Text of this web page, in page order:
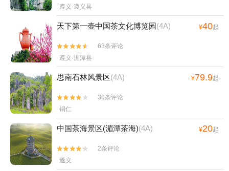
遵义·遵义县
天下第一壶中国茶文化博览园(4A) ¥40起


63条评论
遵义·湄潭县
思南石林风景区(4A) ¥79.9起


30条评论
铜仁
中国茶海景区(湄潭茶海)(4A) ¥20起


2条评论
遵义